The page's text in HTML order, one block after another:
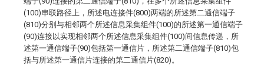
(100)串联路径上，所述电连接件(800)两端的所述第二通信端子
(810)分别与相邻两个所述信息采集组件(100)的所述第一通信端子
(90)连接以实现相邻两个所述信息采集组件(100)间信息传递，所
述第一通信端子(90)包括第一通信片，所述第二通信端子(810)包
括与所述第一通信片连接的第二通信片(820)。